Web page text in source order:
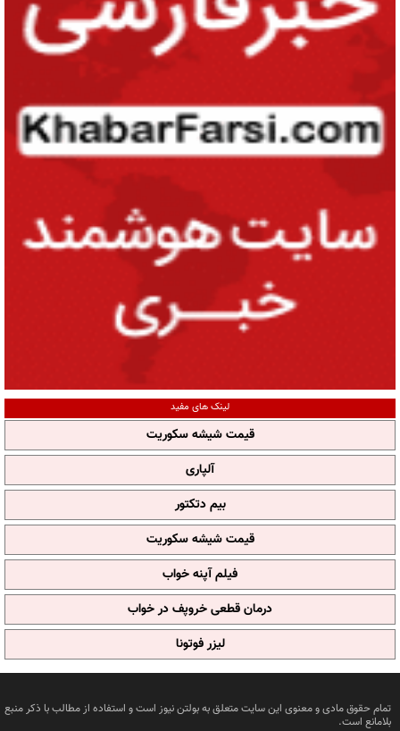
لینک های مفید
قیمت شیشه سکوریت
آلپاری
بیم دتکتور
قیمت شیشه سکوریت
فیلم آپنه خواب
درمان قطعی خروپف در خواب
لیزر فوتونا
تمام حقوق مادی و معنوی این سایت متعلق به بولتن نیوز است و استفاده از مطالب با ذکر منبع
بلامانع است.